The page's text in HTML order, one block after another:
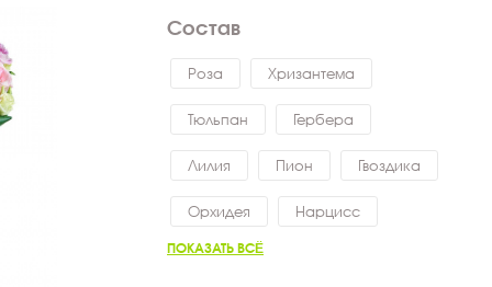
Состав
Роза Хризантема
Тюльпан Гербера
Лилия Пион Гвоздика
Орхидея Нарцисс
ПОКАЗАТЬ ВСЁ